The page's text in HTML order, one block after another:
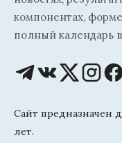
компонентах,
полный календарь
Сайт предназначен
лет.